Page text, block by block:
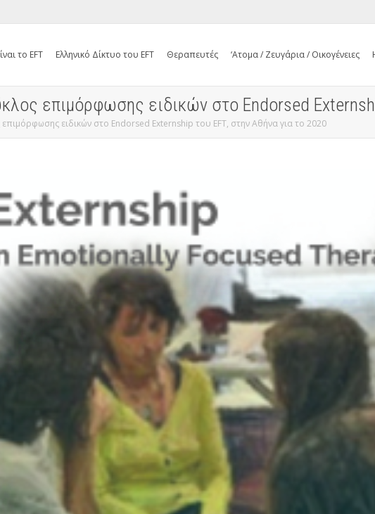
το EFT Ελληνικό Δίκτυο του EFT Θεραπευτές ‘Ατομα / Ζευγάρια / Οικογένειες
επιμόρφωσης ειδικών στο Endorsed
επιμόρφωσης ειδικών στο Endorsed Externship του EFT, στην Αθήνα για το 2020